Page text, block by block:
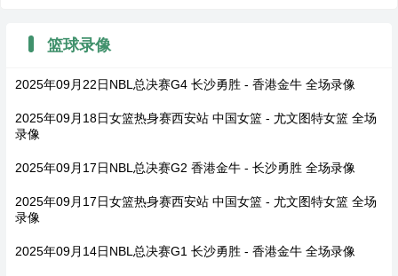
篮球录像
2025年09月22日NBL总决赛G4 长沙勇胜 - 香港金牛 全场录像
2025年09月18日女篮热身赛西安站 中国女篮 - 尤文图特女篮 全场
录像
2025年09月17日NBL总决赛G2 香港金牛 - 长沙勇胜 全场录像
2025年09月17日女篮热身赛西安站 中国女篮 - 尤文图特女篮 全场
录像
2025年09月14日NBL总决赛G1 长沙勇胜 - 香港金牛 全场录像